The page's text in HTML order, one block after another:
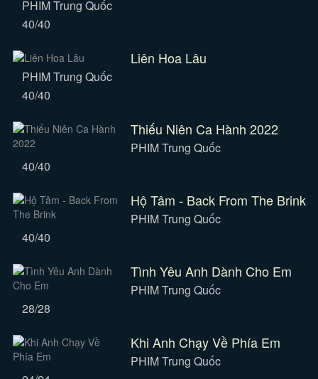
PHIM Trung Quốc
40/40
Liên Hoa Lâu
PHIM Trung Quốc
40/40
Thiếu Niên Ca Hành 2022
PHIM Trung Quốc
40/40
Hộ Tâm - Back From The Brink
PHIM Trung Quốc
40/40
Tình Yêu Anh Dành Cho Em
PHIM Trung Quốc
28/28
Khi Anh Chạy Về Phía Em
PHIM Trung Quốc